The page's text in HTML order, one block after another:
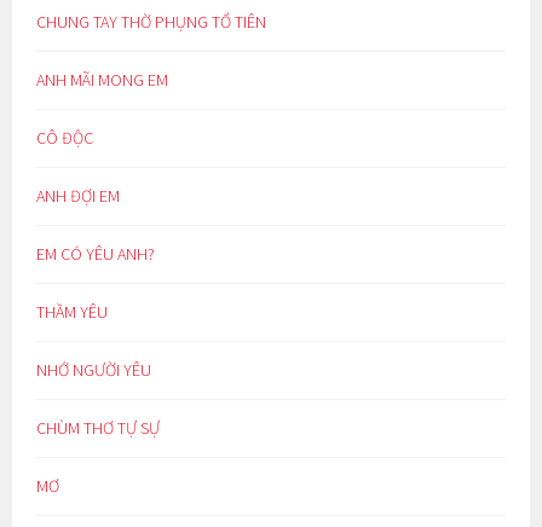
CHUNG TAY THỜ PHỤNG TỔ TIÊN
ANH MÃI MONG EM
CÔ ĐỘC
ANH ĐỢI EM
EM CÓ YÊU ANH?
THẦM YÊU
NHỚ NGƯỜI YÊU
CHÙM THƠ TỰ SỰ
MƠ